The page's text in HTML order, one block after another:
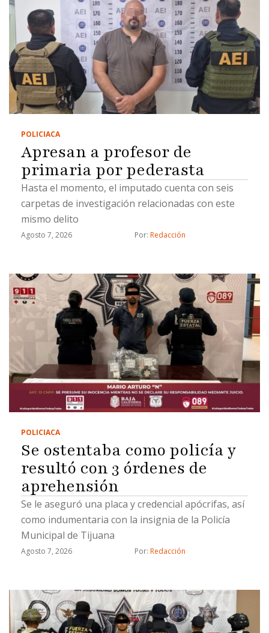
POLICIACA
Apresan a profesor de
primaria por pederasta
Hasta el momento, el imputado cuenta con seis
carpetas de investigación relacionadas con este
mismo delito
Agosto 7, 2026 Por: Redacción
POLICIACA
Se ostentaba como policía y
resultó con 3 órdenes de
aprehensión
Se le aseguró una placa y credencial apócrifas, así
como indumentaria con la insignia de la Policía
Municipal de Tijuana
Agosto 7, 2026 Por: Redacción